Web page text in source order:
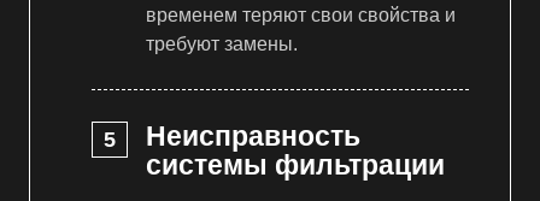
временем теряют свои свойства и
требуют замены.
Неисправность
системы фильтрации